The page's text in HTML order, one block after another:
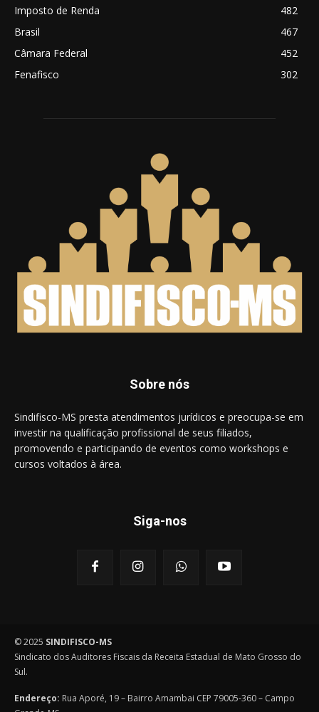
Imposto de Renda
482
Brasil
467
Câmara Federal
452
Fenafisco
302
Sobre nós
Sindifisco-MS presta atendimentos jurídicos e preocupa-se em
investir na qualificação profissional de seus filiados,
promovendo e participando de eventos como workshops e
cursos voltados à área.
Siga-nos
© 2025 SINDIFISCO-MS
Sindicato dos Auditores Fiscais da Receita Estadual de Mato Grosso do
Sul.
Endereço: Rua Aporé, 19 – Bairro Amambai CEP 79005-360 – Campo